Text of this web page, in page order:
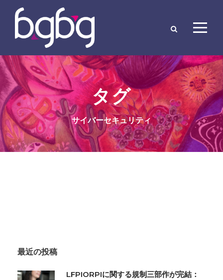
タグ
サイバーセキュリティ
最近の投稿
LFPIORPIに関する規制三部作が完結：